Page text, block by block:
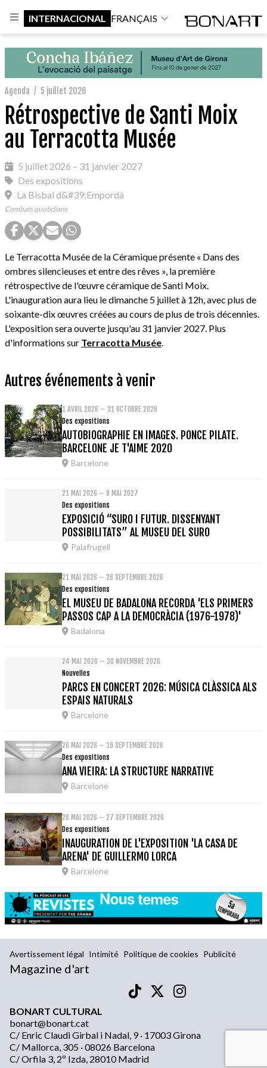
INTERNACIONAL FRANÇAIS
Agenda / 5 juillet 2026
Rétrospective de Santi Moix
au Terracotta Musée
5 juillet 2026 – 31 janvier 2027
Des expositions
La Bisbal d&#39;Empordà
Combats quotidians
Le Terracotta Musée de la Céramique présente « Dans des
ombres silencieuses et entre des rêves », la première
rétrospective de l'œuvre céramique de Santi Moix.
L'inauguration aura lieu le dimanche 5 juillet à 12h, avec plus de
soixante-dix œuvres créées au cours de plus de trois décennies.
L'exposition sera ouverte jusqu'au 31 janvier 2027. Plus
d'informations sur Terracotta Musée
Autres événements à venir
1 AVRIL 2026 – 31 OCTOBRE 2026
Des expositions
AUTOBIOGRAPHIE EN IMAGES. PONCE PILATE.
BARCELONE JE T'AIME 2020
Barcelone
21 MAI 2026 – 9 MAI 2027
Des expositions
EXPOSICIÓ “SURO I FUTUR. DISSENYANT
POSSIBILITATS” AL MUSEU DEL SURO
Palafrugell
21 MAI 2026 – 26 SEPTEMBRE 2026
Des expositions
EL MUSEU DE BADALONA RECORDA 'ELS PRIMERS
PASSOS CAP A LA DEMOCRÀCIA (1976-1978)'
Badalona
24 MAI 2026 – 30 NOVEMBRE 2026
Nouvelles
PARCS EN CONCERT 2026: MÚSICA CLÀSSICA ALS
ESPAIS NATURALS
Barcelone
26 MAI 2026 – 19 SEPTEMBRE 2026
Des expositions
ANA VIEIRA: LA STRUCTURE NARRATIVE
Barcelone
28 MAI 2026 – 27 SEPTEMBRE 2026
Des expositions
INAUGURATION DE L'EXPOSITION 'LA CASA DE
ARENA' DE GUILLERMO LORCA
Barcelone
Avertissement légal Intimité Politique de cookies Publicité
Magazine d'art
BONART CULTURAL
bonart@bonart.cat
C/ Enric Claudi Girbal i Nadal, 9 · 17003 Girona
C/ Mallorca, 305 · 08026 Barcelona
C/ Orfila 3, 2º Izda, 28010 Madrid